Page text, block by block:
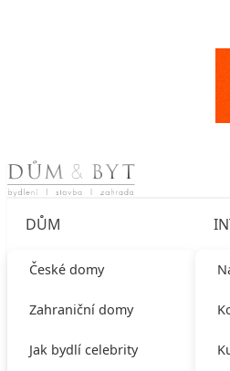
Skip to content
DŮM
České domy
Zahraniční domy
Jak bydlí celebrity